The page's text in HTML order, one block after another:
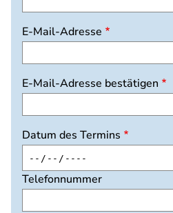
E-
Adresse
E-Mail-Adresse
E-Mail-Adresse bestätigen
Datum des Termins
Telefonnummer